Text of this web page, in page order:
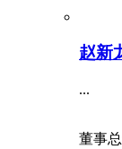
赵新
...
董事